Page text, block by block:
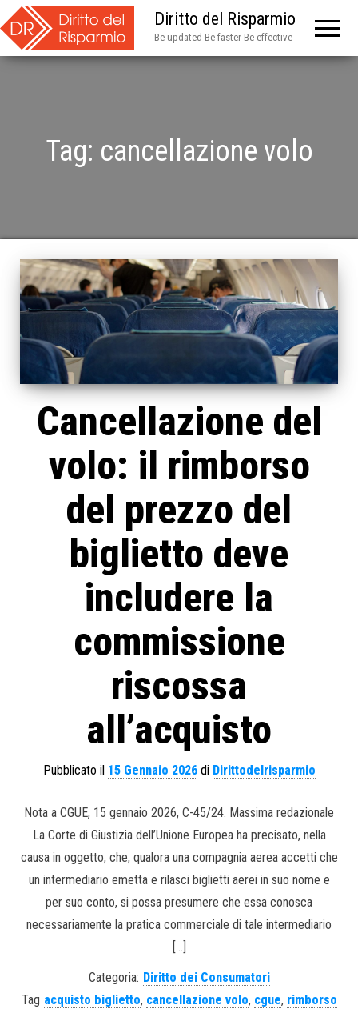
Diritto del Risparmio
Be updated Be faster Be effective
Tag: cancellazione volo
Cancellazione del
volo: il rimborso
del prezzo del
biglietto deve
includere la
commissione
riscossa
all’acquisto
Pubblicato il 15 Gennaio 2026di Dirittodelrisparmio
Nota a CGUE, 15 gennaio 2026, C-45/24. Massima redazionale
La Corte di Giustizia dell’Unione Europea ha precisato, nella
causa in oggetto, che, qualora una compagnia aerea accetti che
un intermediario emetta e rilasci biglietti aerei in suo nome e
per suo conto, si possa presumere che essa conosca
necessariamente la pratica commerciale di tale intermediario
[…]
Categoria: Diritto dei Consumatori
Tag acquisto biglietto, cancellazione volo, cgue, rimborso